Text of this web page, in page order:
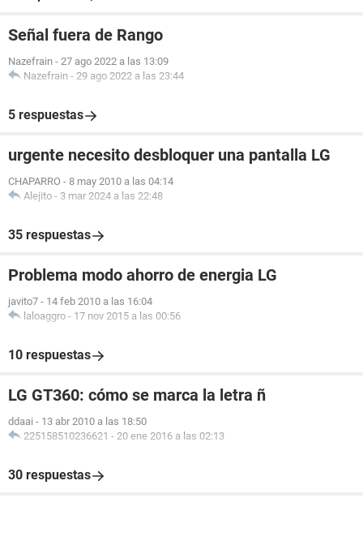
Señal fuera de Rango
Nazefrain - 27 ago 2022 a las 13:09
Nazefrain - 29 ago 2022 a las 23:44
5 respuestas
urgente necesito desbloquer una pantalla LG
CHAPARRO - 8 may 2010 a las 04:14
Alejito - 3 mar 2024 a las 22:48
35 respuestas
Problema modo ahorro de energia LG
javito7 - 14 feb 2010 a las 16:04
laloaggro - 17 nov 2015 a las 00:56
10 respuestas
LG GT360: cómo se marca la letra ñ
ddaai - 13 abr 2010 a las 18:50
225158510236621 - 20 ene 2016 a las 02:13
30 respuestas